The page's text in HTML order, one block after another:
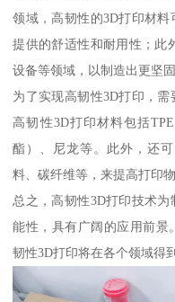
领域，高韧性的3D打印材
提供的舒适性和耐用性；此
设备等领域，以制造出更坚
为了实现高韧性3D打印，
高韧性3D打印材料包括
酯）、尼龙等。此外，还
料、碳纤维等，来提高打印
总之，高韧性3D打印技术
能性，具有广阔的应用前景
韧性3D打印将在各个领域得